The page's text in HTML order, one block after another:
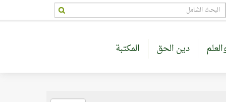
دين الحق المكتبة